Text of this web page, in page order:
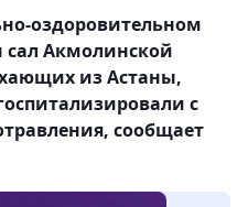
оздоровительном
сал Акмолинской
из Астаны,
с
сообщает